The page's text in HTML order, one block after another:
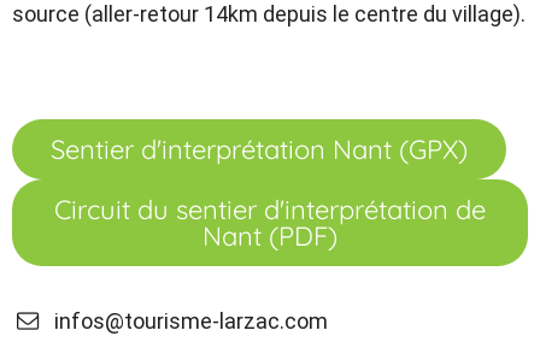
source (aller-retour 14km depuis le centre du village).
Sentier d'interprétation Nant (GPX)
Circuit du sentier d'interprétation de
Nant (PDF)
infos@tourisme-larzac.com